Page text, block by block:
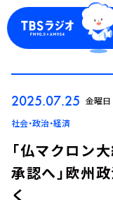
2025.07.25 金曜日
社会・政治・経済
「仏マクロン
承認へ」欧州
く